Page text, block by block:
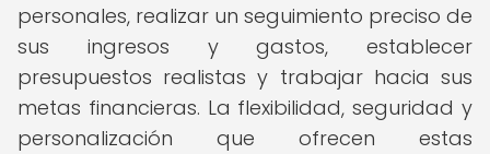
personales, realizar un seguimiento preciso de
sus ingresos y gastos, establecer
presupuestos realistas y trabajar hacia sus
metas financieras. La flexibilidad, seguridad y
personalización que ofrecen estas